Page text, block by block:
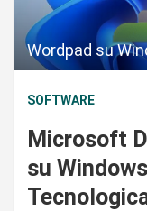
Wordpad su
SOFTWARE
Microsoft
su